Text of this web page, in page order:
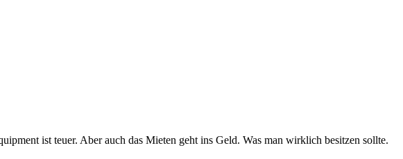
ist teuer. Aber auch das Mieten geht ins Geld. Was man wirklich besitzen sollte.